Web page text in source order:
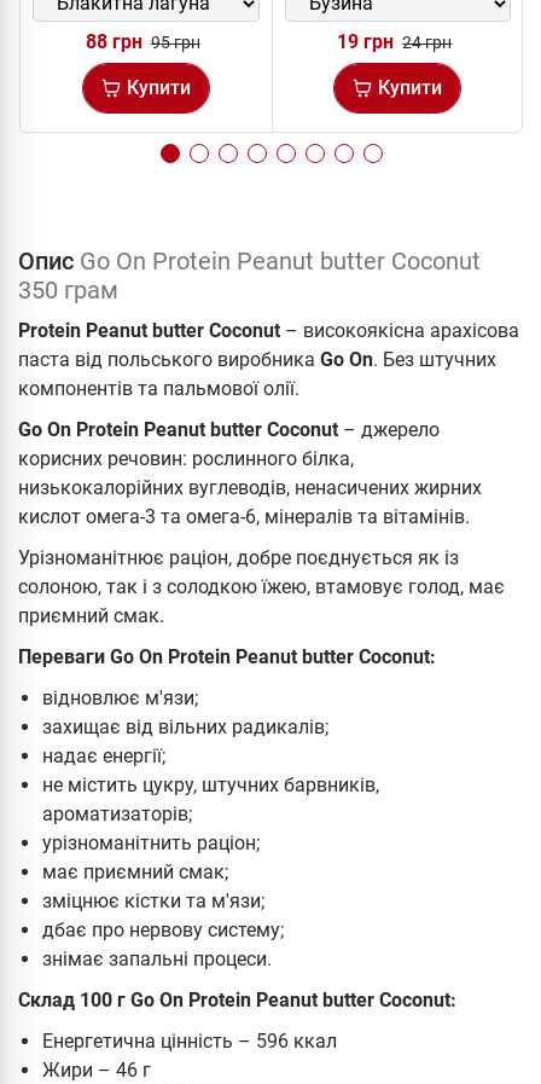
88 грн 95 грн
Купити
19 грн 24 грн
Купити
Опис Go On Protein Peanut butter Coconut
350 грам
Protein Peanut butter Coconut – високоякісна арахісова
паста від польського виробника Go On. Без штучних
компонентів та пальмової олії.
Go On Protein Peanut butter Coconut – джерело
корисних речовин: рослинного білка,
низькокалорійних вуглеводів, ненасичених жирних
кислот омега-3 та омега-6, мінералів та вітамінів.
Урізноманітнює раціон, добре поєднується як із
солоною, так і з солодкою їжею, втамовує голод, має
приємний смак.
Переваги Go On Protein Peanut butter Coconut:
відновлює м'язи;
захищає від вільних радикалів;
надає енергії;
не містить цукру, штучних барвників,
ароматизаторів;
урізноманітнить раціон;
має приємний смак;
зміцнює кістки та м'язи;
дбає про нервову систему;
знімає запальні процеси.
Склад 100 г Go On Protein Peanut butter Coconut:
Енергетична цінність – 596 ккал
Жири – 46 г